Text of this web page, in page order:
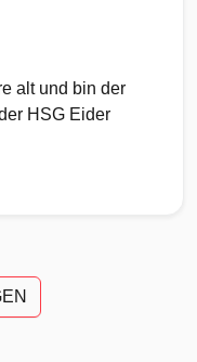
alt und bin der
HSG Eider